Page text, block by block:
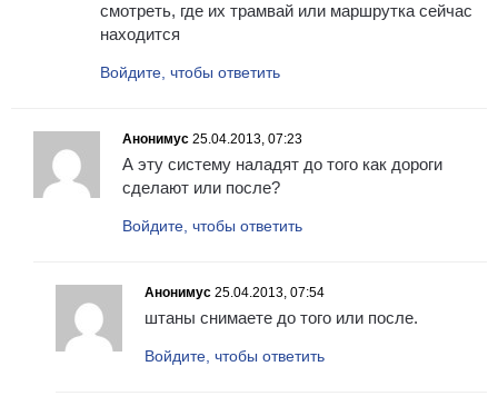
смотреть, где их трамвай или маршрутка сейчас
находится
Войдите, чтобы ответить
Анонимус 25.04.2013, 07:23
А эту систему наладят до того как дороги
сделают или после?
Войдите, чтобы ответить
Анонимус 25.04.2013, 07:54
штаны снимаете до того или после.
Войдите, чтобы ответить